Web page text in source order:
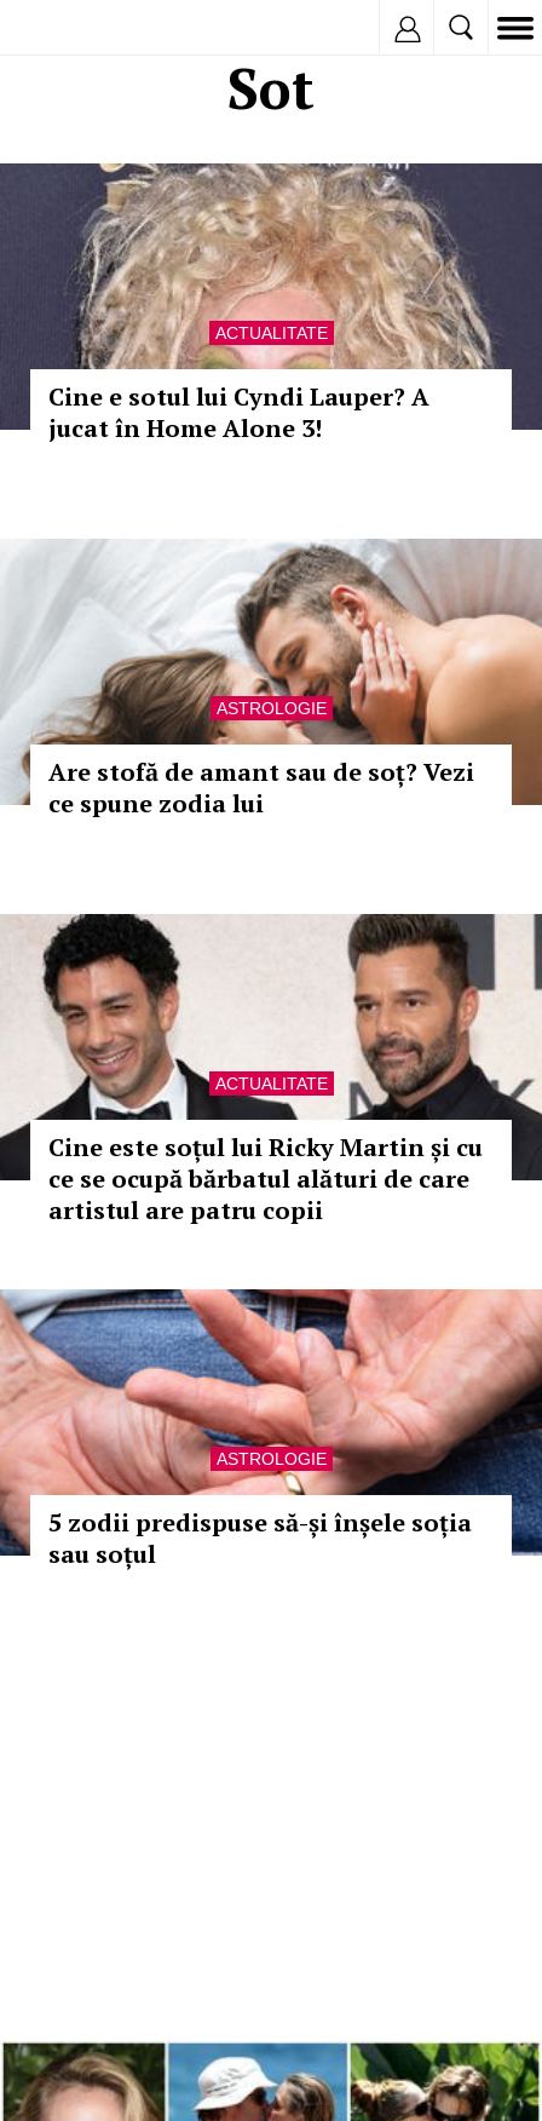
Sot
ACTUALITATE
Cine e sotul lui Cyndi Lauper? A
jucat în Home Alone 3!
ASTROLOGIE
Are stofă de amant sau de soț? Vezi
ce spune zodia lui
ACTUALITATE
Cine este soțul lui Ricky Martin și cu
ce se ocupă bărbatul alături de care
artistul are patru copii
ASTROLOGIE
5 zodii predispuse să-și înșele soția
sau soțul